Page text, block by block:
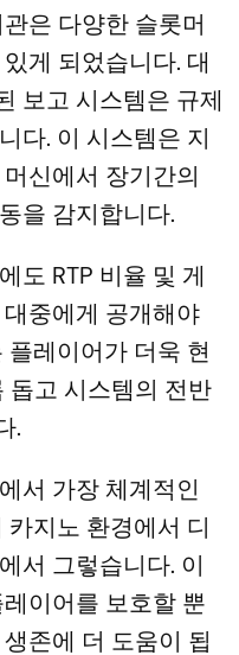
은 다양한 슬롯머
게 되었습니다. 대
보고 시스템은 규제
다. 이 시스템은 지
신에서 장기간의
을 감지합니다.
도 RTP 비율 및 게
중에게 공개해야
레이어가 더욱 현
돕고 시스템의 전반
.
서 가장 체계적인
지노 환경에서 디
서 그렇습니다. 이
이어를 보호할 뿐
존에 더 도움이 됩